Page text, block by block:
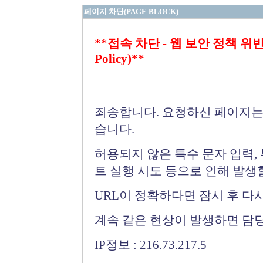
페이지 차단(PAGE BLOCK)
**접속 차단 - 웹 보안 정책 위
Policy)**
죄송합니다. 요청하신 페이지
습니다.
허용되지 않은 특수 문자 입력
트 실행 시도 등으로 인해 발생
URL이 정확하다면 잠시 후 다
계속 같은 현상이 발생하면 담
IP정보 : 216.73.217.5